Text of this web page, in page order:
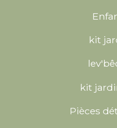
kit
kit
Pièces